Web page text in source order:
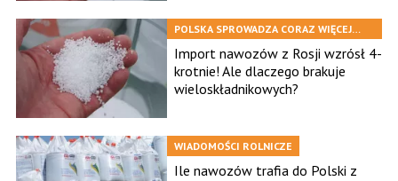
POLSKA SPROWADZA CORAZ WIĘCEJ
NAWOZÓW Z ROSJI
Import nawozów z Rosji wzrósł 4-
krotnie! Ale dlaczego brakuje
wieloskładnikowych?
WIADOMOŚCI ROLNICZE
Ile nawozów trafia do Polski z